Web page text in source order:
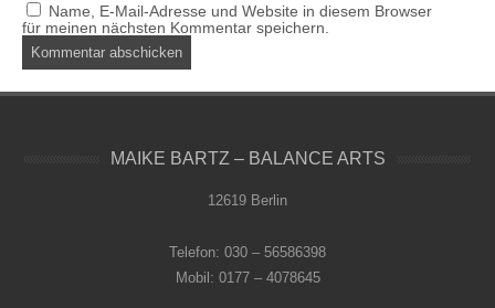
Name, E-Mail-Adresse und Website in diesem Browser
für meinen nächsten Kommentar speichern.
MAIKE BARTZ – BALANCE ARTS
12619 Berlin
Telefon: 030 – 56586398
Mobil: 0177 – 4078645